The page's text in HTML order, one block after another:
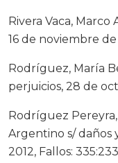
Rivera Vaca,
16 de noviembre
Rodríguez, María
perjuicios, 28 de
Rodríguez
Argentino s/ daños
2012, Fallos: